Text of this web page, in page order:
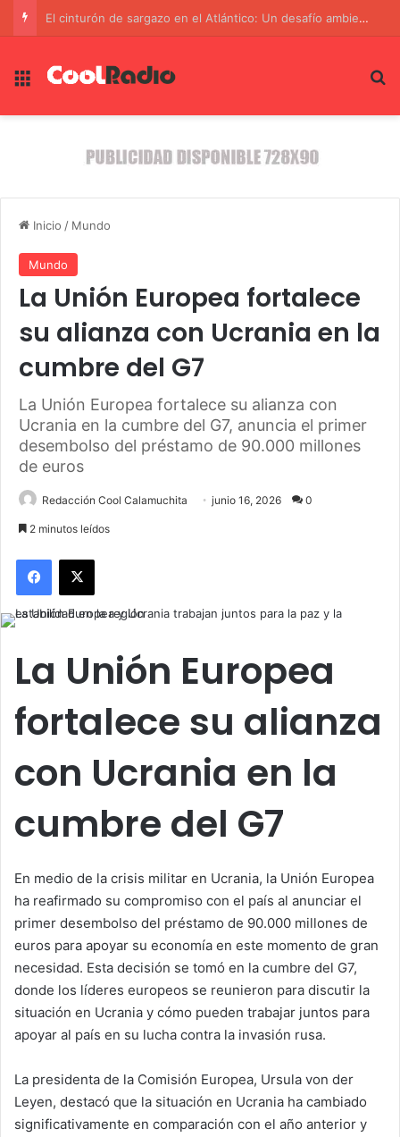
El cinturón de sargazo en el Atlántico: Un desafío ambiental y económico en el Caribe y el golfo de México
Menú
Inicio / Mundo
Mundo
La Unión Europea fortalece
su alianza con Ucrania en la
cumbre del G7
La Unión Europea fortalece su alianza con
Ucrania en la cumbre del G7, anuncia el primer
desembolso del préstamo de 90.000 millones
de euros
Redacción Cool Calamuchita junio 16, 2026 0
2 minutos leídos
Facebook
X
La Unión Europea
fortalece su alianza
con Ucrania en la
cumbre del G7
En medio de la crisis militar en Ucrania, la Unión Europea
ha reafirmado su compromiso con el país al anunciar el
primer desembolso del préstamo de 90.000 millones de
euros para apoyar su economía en este momento de gran
necesidad. Esta decisión se tomó en la cumbre del G7,
donde los líderes europeos se reunieron para discutir la
situación en Ucrania y cómo pueden trabajar juntos para
apoyar al país en su lucha contra la invasión rusa.
La presidenta de la Comisión Europea, Ursula von der
Leyen, destacó que la situación en Ucrania ha cambiado
significativamente en comparación con el año anterior y